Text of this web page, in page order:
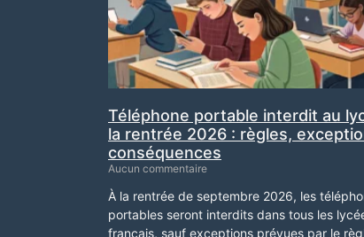
Téléphone portable interdit au
la rentrée 2026 : règles,
conséquences
Aucun commentaire
À la rentrée de septembre 2026, les
portables seront interdits dans tous les
français, sauf exceptions prévues par le